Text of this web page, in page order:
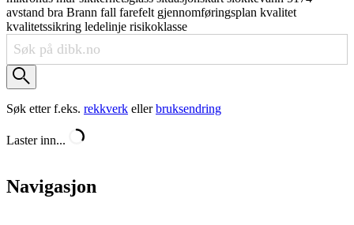
avstand bra Brann fall farefelt gjennomføringsplan kvalitet
kvalitetssikring ledelinje risikoklasse
Søk etter f.eks. rekkverk ellerbruksendring
Laster inn...
Navigasjon